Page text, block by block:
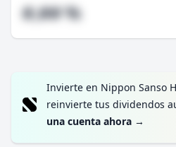
#,## %
Invierte en Nippon Sanso
reinvierte tus dividendos
una cuenta ahora →